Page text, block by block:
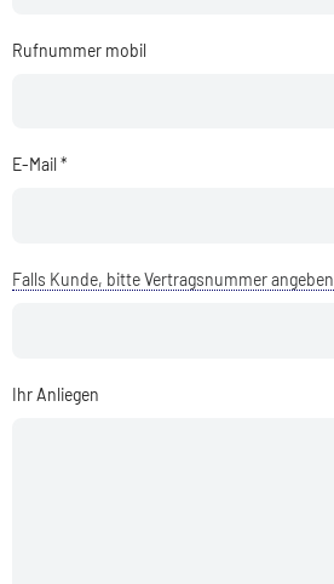
Rufnummer mobil
E-Mail *
Falls Kunde, bitte Vertragsnummer angeben
Ihr Anliegen